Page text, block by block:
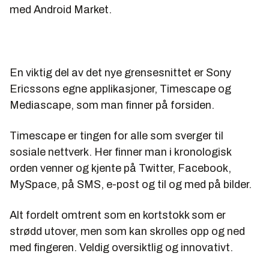
med Android Market.
En viktig del av det nye grensesnittet er Sony
Ericssons egne applikasjoner, Timescape og
Mediascape, som man finner på forsiden.
Timescape er tingen for alle som sverger til
sosiale nettverk. Her finner man i kronologisk
orden venner og kjente på Twitter, Facebook,
MySpace, på SMS, e-post og til og med på bilder.
Alt fordelt omtrent som en kortstokk som er
strødd utover, men som kan skrolles opp og ned
med fingeren. Veldig oversiktlig og innovativt.